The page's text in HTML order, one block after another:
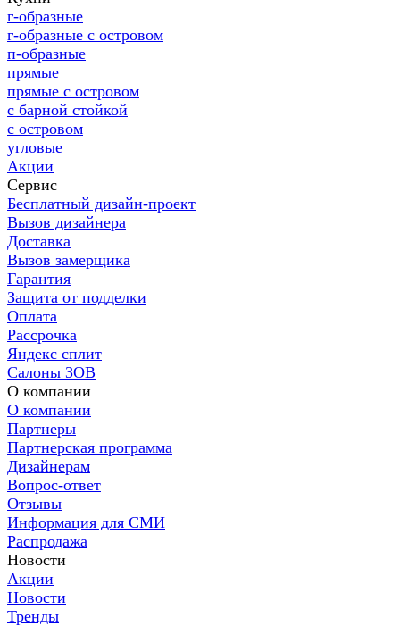
г-образные
г-образные с островом
п-образные
прямые
прямые с островом
с барной стойкой
с островом
угловые
Акции
Сервис
Бесплатный дизайн-проект
Вызов дизайнера
Доставка
Вызов замерщика
Гарантия
Защита от подделки
Оплата
Рассрочка
Яндекс сплит
Салоны ЗОВ
О компании
О компании
Партнеры
Партнерская программа
Дизайнерам
Вопрос-ответ
Отзывы
Информация для СМИ
Распродажа
Новости
Акции
Новости
Тренды